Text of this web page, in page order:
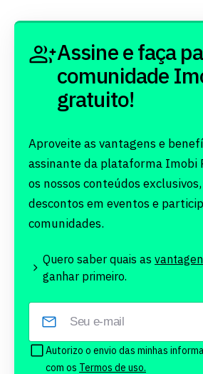
Assine e faça
comunidade
gratuito!
Aproveite as vantagens e
assinante da plataforma Imobi
os nossos conteúdos
descontos em eventos e
comunidades.
Quero saber quais as
ganhar primeiro.
Autorizo o envio das minhas
com os Termos de uso.